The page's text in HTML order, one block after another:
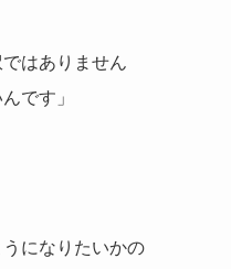
はありません
です」
になりたいかの